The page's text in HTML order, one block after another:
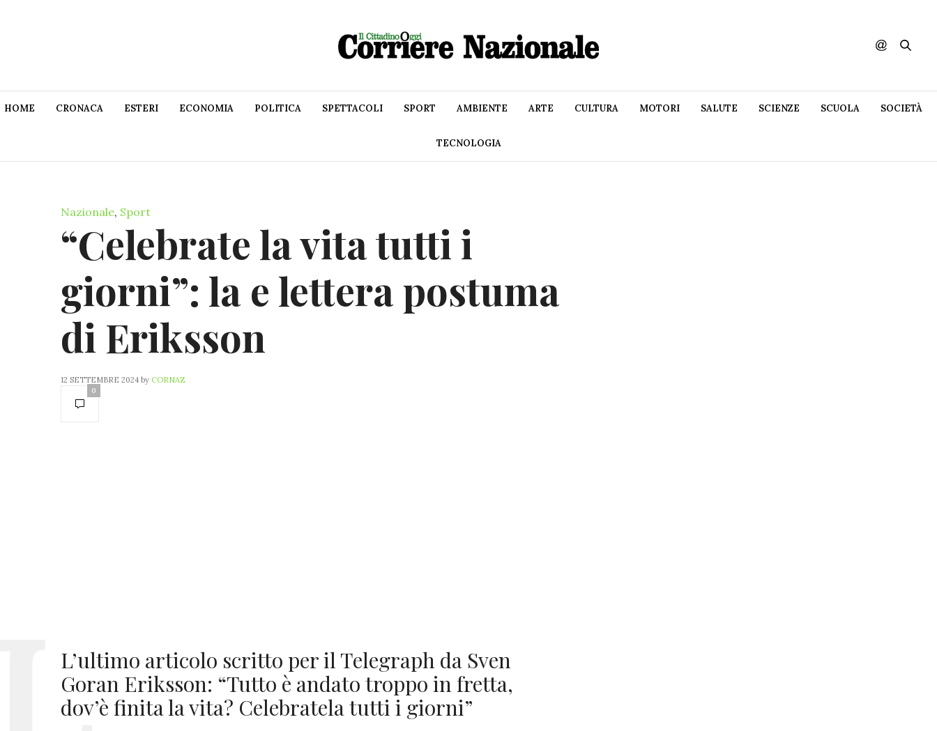
HOME CRONACA ESTERI ECONOMIA POLITICA SPETTACOLI SPORT AMBIENTE ARTE CULTURA MOTORI SALUTE SCIENZE SCUOLA SOCIETÀ
TECNOLOGIA
Nazionale, Sport
“Celebrate la vita tutti i
giorni”: la e lettera postuma
di Eriksson
12 SETTEMBRE 2024 by CORNAZ
0
L’ultimo articolo scritto per il Telegraph da Sven
Goran Eriksson: “Tutto è andato troppo in fretta,
dov’è finita la vita? Celebratela tutti i giorni”